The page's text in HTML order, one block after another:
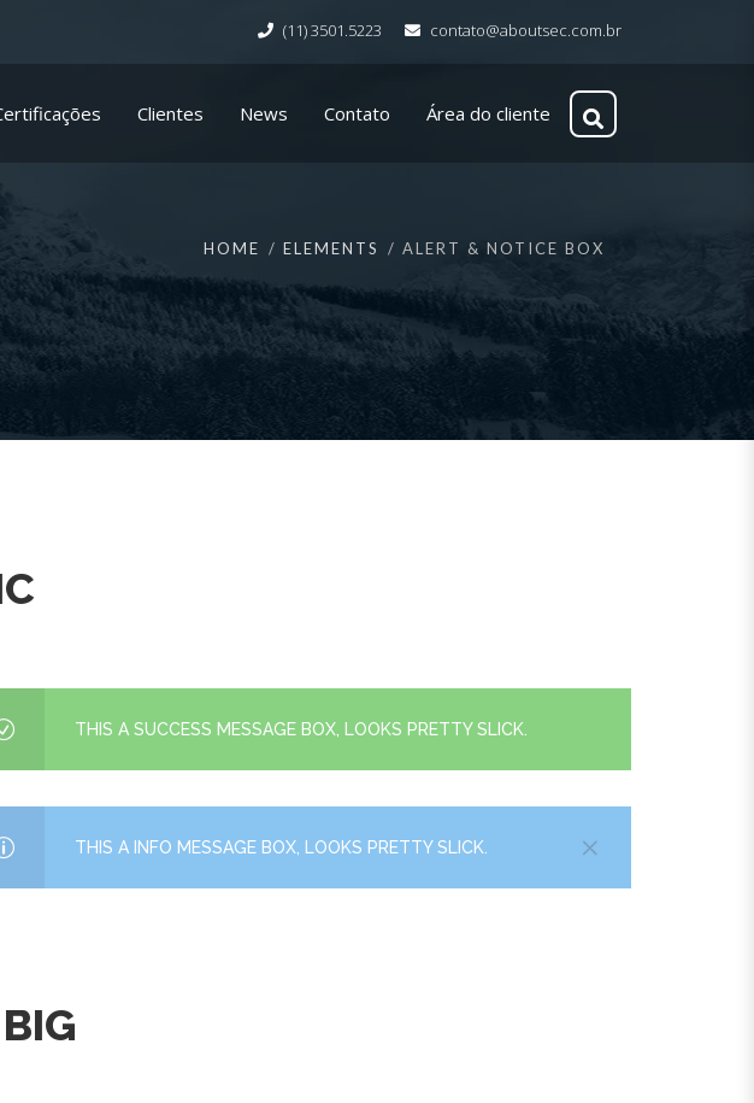
(11) 3501.5223 contato@aboutsec.com.br
Clientes News Contato Área do cliente
HOME ELEMENTS ALERT & NOTICE BOX
THIS A SUCCESS MESSAGE BOX, LOOKS PRETTY SLICK.
THIS A INFO MESSAGE BOX, LOOKS PRETTY SLICK.